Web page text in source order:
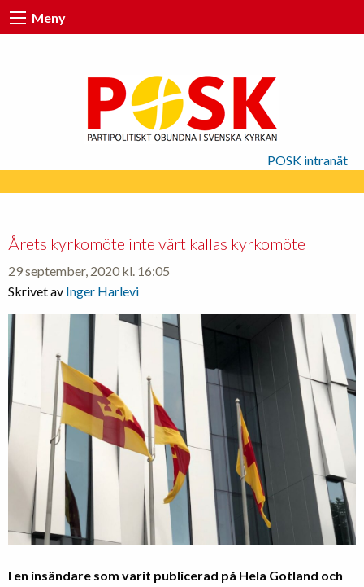
Meny
POSK intranät
Årets kyrkomöte inte värt kallas kyrkomöte
29 september, 2020 kl. 16:05
Skrivet av Inger Harlevi
I en insändare som varit publicerad på Hela Gotland och